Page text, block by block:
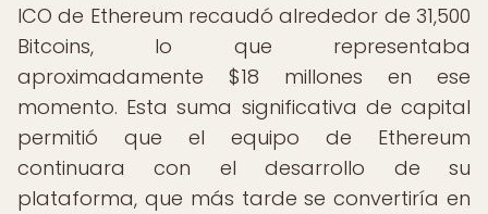
ICO de Ethereum recaudó alrededor de 31,500
Bitcoins, lo que representaba
aproximadamente $18 millones en ese
momento. Esta suma significativa de capital
permitió que el equipo de Ethereum
continuara con el desarrollo de su
plataforma, que más tarde se convertiría en